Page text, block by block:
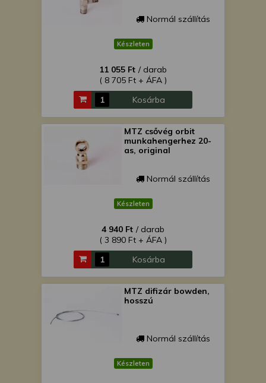
Normál szállítás
Készleten
11 055 Ft / darab
( 8 705 Ft + ÁFA )
Kosárba
MTZ csővég orbit
munkahengerhez 20-
as, original
Normál szállítás
Készleten
4 940 Ft / darab
( 3 890 Ft + ÁFA )
Kosárba
MTZ difizár bowden,
hosszú
Normál szállítás
Készleten